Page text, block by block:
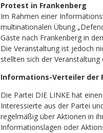
Protest in Frankenberg
Im Rahmen einer
multinationalen Übung
Gäste nach Frankenberg in
Die Veranstaltung ist jedoch
stellten sich der
Informations-Verteiler der
Die Partei DIE LINKE hat
Interessierte aus der Partei
regelmäßig über Aktionen in
Informationslagen oder